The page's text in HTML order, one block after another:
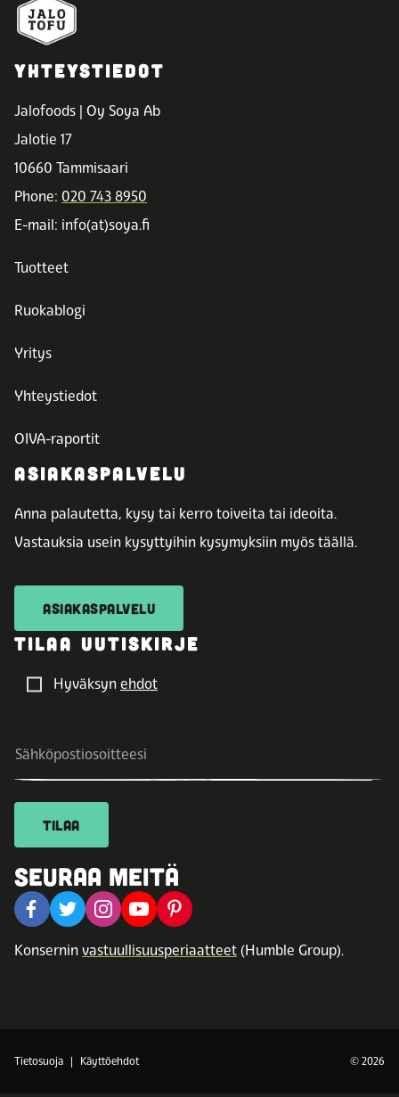
YHTEYSTIEDOT
Jalofoods | Oy Soya Ab
Jalotie 17
10660 Tammisaari
Phone: 020 743 8950
E-mail: info(at)soya.fi
Tuotteet
Ruokablogi
Yritys
Yhteystiedot
OIVA-raportit
ASIAKASPALVELU
Anna palautetta, kysy tai kerro toiveita tai ideoita.
Vastauksia usein kysyttyihin kysymyksiin myös täällä.
ASIAKASPALVELU
TILAA UUTISKIRJE
Hyväksyn ehdot
TILAA
SEURAA MEITÄ
Konsernin vastuullisuusperiaatteet (Humble Group).
Tietosuoja Käyttöehdot © 2026